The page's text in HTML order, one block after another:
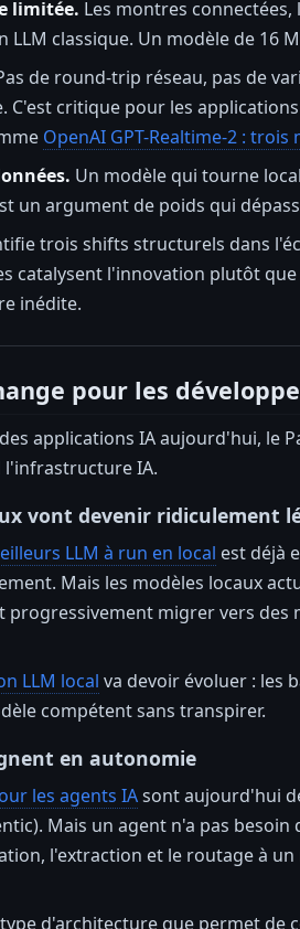
limitée. Les montres
classique. Un modèle de 16
de round-trip réseau, pas de
C'est critique pour les
OpenAI GPT-Realtime-2 :
Un modèle qui tourne
un argument de poids qui
trois shifts structurels dans
catalysent l'innovation plutôt
inédite.
pour les
applications IA aujourd'hui, le
IA.
vont devenir ridiculement
LLM à run en local est déjà
Mais les modèles locaux
progressivement migrer vers
LLM local va devoir évoluer : les
compétent sans transpirer.
en autonomie
les agents IAsont aujourd'hui
Mais un agent n'a pas
l'extraction et le routage à
d'architecture que permet